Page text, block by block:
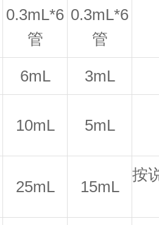
0.3mL*6
管
0.3mL*6
管
6mL 3mL
10mL 5mL
25mL 15mL
按